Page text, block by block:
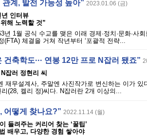
계, 발전 가능성 높아” 2023.01.06 (금)
인터뷰
해 노력할 것”
년 1월 공식 수교를 맺은 이래 경제·정치·문화·사
(FTA) 체결을 거쳐 작년부터 ‘포괄적 전략...
축학도··· 연봉 12만 프로 N잡러 됐죠”
잡러 정현리 씨
재무설계사, 주말엔 사진작가로 변신하는 이가 있
(28, 켈리 정)씨다. N잡러란 2개 이상의...
어떻게 찾나요?” 2022.11.14 (월)
들려주는 커리어 찾는 ‘꿀팁’
배우고, 다양한 경험 쌓아야